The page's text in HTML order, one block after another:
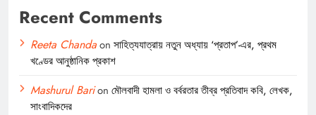
Recent Comments
Reeta Chandaon সাহিত্যযাত্রায় নতুন অধ্যায় ‘প্রতাপ’-এর, প্রথম
খণ্ডের আনুষ্ঠানিক প্রকাশ
Mashurul Barion মৌলবাদী হামলা ও বর্বরতার তীব্র প্রতিবাদ কবি, লেখক,
সাংবাদিকদের